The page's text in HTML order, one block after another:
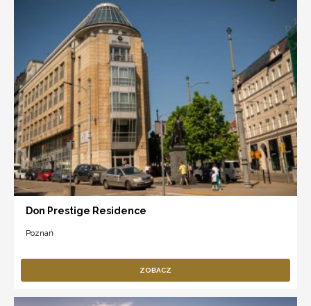
Don Prestige Residence
Poznań
ZOBACZ